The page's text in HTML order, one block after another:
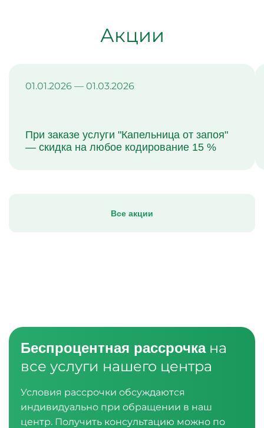
Акции
01.01.2026 — 01.03.2026
При заказе услуги "Капельница от запоя"
— скидка на любое кодирование 15 %
Все акции
Беспроцентная рассрочкана
все услуги нашего центра
Условия рассрочки обсуждаются
индивидуально при обращении в наш
центр. Получить консультацию можно по